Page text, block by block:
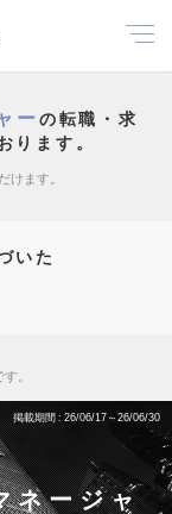
ーの転職・求
ります。
けます。
いた
。
掲載期間 26/06/17～26/06/30
ネージャ